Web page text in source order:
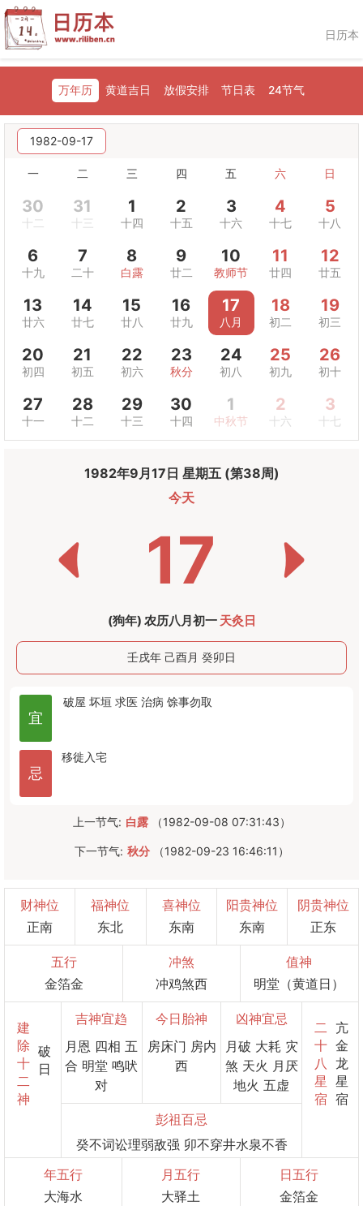
日历本
万年历 黄道吉日 放假安排 节日表 24节气
1982-09-17
一 二 三 四 五 六 日
30 31 1
十四
2
十五
3
十六
4
十七
5
十八
6
十九
7
二十
8
白露
9
廿二
10
教师节
11
廿四
12
廿五
13
廿六
14
廿七
15
廿八
16
廿九
17
八月
18
初二
19
初三
20
初四
21
初五
22
初六
23
秋分
24
初八
25
初九
26
初十
27
十一
28
十二
29
十三
30
十四
1
中秋节
2
十六
3
十七
1982年9月17日 星期五 (第38周)
今天
17
(狗年) 农历八月初一 天灸日
壬戌年 己酉月 癸卯日
宜
破屋 坏垣 求医 治病 馀事勿取
忌
移徙 入宅
上一节气: 白露 （1982-09-08 07:31:43）
下一节气: 秋分 （1982-09-23 16:46:11）
财神位
正南
福神位
东北
喜神位
东南
阳贵神位
东南
阴贵神位
正东
五行
金箔金
冲煞
冲鸡煞西
值神
明堂（黄道日）
建
除
十
二
神
破
日
吉神宜趋
月恩 四相 五
合 明堂 鸣吠
对
今日胎神
房床门 房内
西
凶神宜忌
月破 大耗 灾
煞 天火 月厌
地火 五虚
彭祖百忌
癸不词讼理弱敌强 卯不穿井水泉不香
二
十
八
星
宿
亢
金
龙
星
宿
年五行
大海水
月五行
大驿土
日五行
金箔金